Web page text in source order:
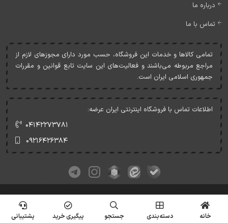
درباره ما
تماس با ما
تمامی کالاها و خدمات اين فروشگاه، حسب مورد دارای مجوزهای لازم از
مراجع مربوطه می‌باشند و فعاليت‌های اين سايت تابع قوانين و مقررات
جمهوری اسلامی ايران است.
اطلاعات تماس با فروشگاه اینترنتی ایران عرضه:
۰۴۱۴۲۲۷۳۷۸۱
۰۹۲۱۶۴۲۶۳۸۴
کلیه حقوق این وبسایت متعلق به ایران عرضه می‌باشد.
© Copyrights - IranArze.ir - 1405
خانه دسته‌بندی جستجو پیگیری خرید پشتیبانی